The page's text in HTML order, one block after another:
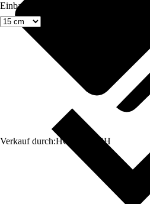
Verkauf durch:HORNBACH
Einbaumaß Breite